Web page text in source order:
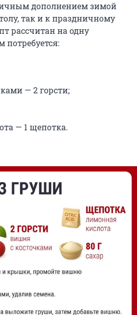
дополнением зимой
так и к праздничному
рассчитан на одну
потребуется:
— 2 горсти;
— 1 щепотка.